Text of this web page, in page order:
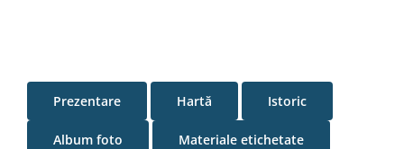
Liturgic
Prezentare Hartă Istoric
Album foto Materiale etichetate